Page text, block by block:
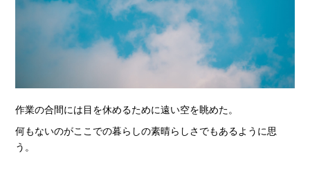
作業の合間には目を休めるために遠い空を眺めた。
何もないのがここでの暮らしの素晴らしさでもあるように思
う。